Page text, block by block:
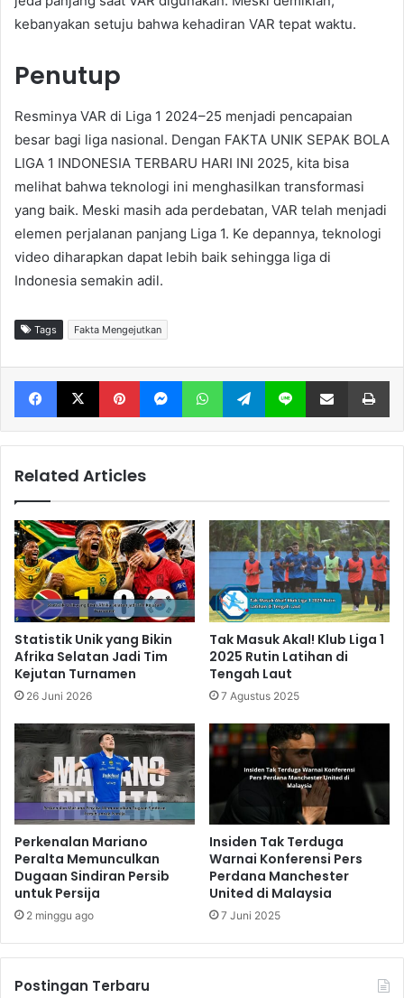
kebanyakan setuju bahwa kehadiran VAR tepat waktu.
Penutup
Resminya VAR di Liga 1 2024–25 menjadi pencapaian
besar bagi liga nasional. Dengan FAKTA UNIK SEPAK BOLA
LIGA 1 INDONESIA TERBARU HARI INI 2025, kita bisa
melihat bahwa teknologi ini menghasilkan transformasi
yang baik. Meski masih ada perdebatan, VAR telah menjadi
elemen perjalanan panjang Liga 1. Ke depannya, teknologi
video diharapkan dapat lebih baik sehingga liga di
Indonesia semakin adil.
Tags Fakta Mengejutkan
Facebook X Pinterest Messenger WhatsApp Telegram Line Share via Email
Related Articles
Statistik Unik yang Bikin
Afrika Selatan Jadi Tim
Kejutan Turnamen
26 Juni 2026
Tak Masuk Akal! Klub Liga 1
2025 Rutin Latihan di
Tengah Laut
7 Agustus 2025
Perkenalan Mariano
Peralta Memunculkan
Dugaan Sindiran Persib
untuk Persija
2 minggu ago
Insiden Tak Terduga
Warnai Konferensi Pers
Perdana Manchester
United di Malaysia
7 Juni 2025
Postingan Terbaru